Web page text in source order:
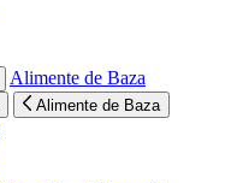
Alimente de Baza
Alimente de Baza